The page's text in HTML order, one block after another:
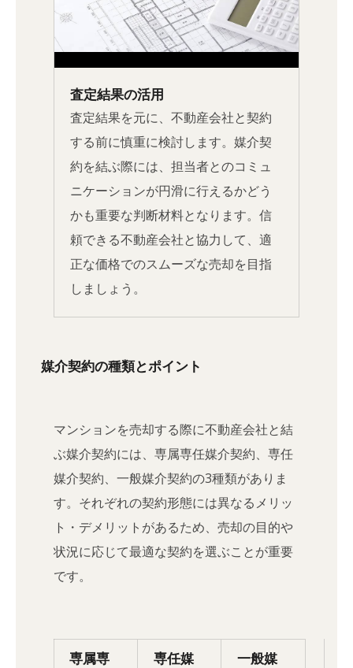
査定結果の活用
査定結果を元に、不動産会社と契約
する前に慎重に検討します。媒介契
約を結ぶ際には、担当者とのコミュ
ニケーションが円滑に行えるかどう
かも重要な判断材料となります。信
頼できる不動産会社と協力して、適
正な価格でのスムーズな売却を目指
しましょう。
媒介契約の種類とポイント
マンションを売却する際に不動産会社と結
ぶ媒介契約には、専属専任媒介契約、専任
媒介契約、一般媒介契約の3種類がありま
す。それぞれの契約形態には異なるメリッ
ト・デメリットがあるため、売却の目的や
状況に応じて最適な契約を選ぶことが重要
です。
専属専
専任媒
一般媒